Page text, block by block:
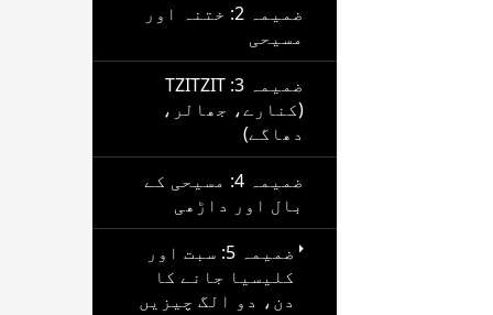
ضمیمہ 2: ختنہ اور
مسیحی
ضمیمہ 3: TZITZIT
(کنارے، جھالر،
دھاگے)
ضمیمہ 4: مسیحی کے
بال اور داڑھی
ضمیمہ 5: سبت اور
کلیسیا جانے کا
دن، دو الگ چیزیں